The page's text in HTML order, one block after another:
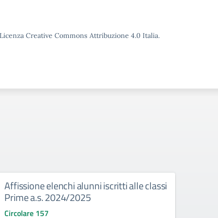
Creative Commons Attribuzione 4.0 Italia.
Affissione elenchi alunni iscritti alle classi
Prime a.s. 2024/2025
Circolare 157